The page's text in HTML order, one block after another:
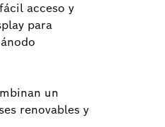
acceso y
para
un
renovables y